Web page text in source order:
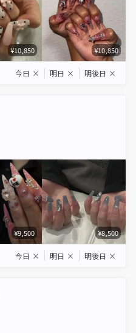
¥10,850 ¥10,850
今日 × 明日 × 明後日 ×
¥9,500 ¥8,500
今日 × 明日 × 明後日 ×